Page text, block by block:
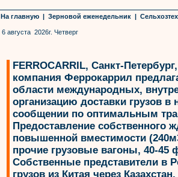
На главную | Зерновой еженедельник |
6 августа 2026г. Четверг
FERROCARRIL, Санкт-
компания Феррокаррил
области международных,
организацию доставки грузов
сообщении по оптимальным
Предоставление собственного
повышенной вместимости
прочие грузовые вагоны, 40-
Собственные представители в
грузов из Китая через